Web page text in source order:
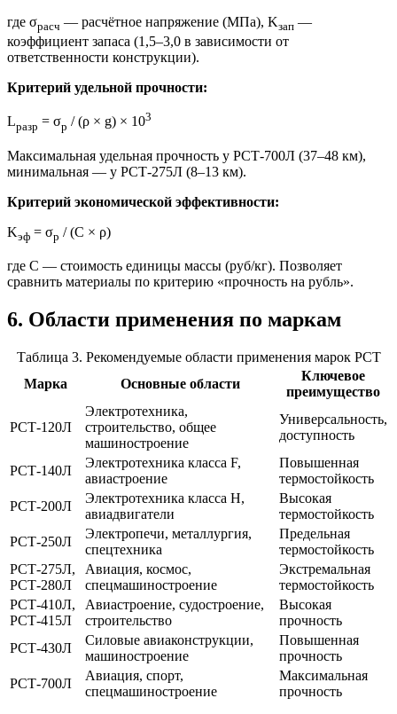
где σрасч — расчётное напряжение (МПа), Kзап —
коэффициент запаса (1,5–3,0 в зависимости от
ответственности конструкции).
Критерий удельной прочности:
Lразр = σр / (ρ × g) × 103
Максимальная удельная прочность у РСТ-700Л (37–48 км),
минимальная — у РСТ-275Л (8–13 км).
Критерий экономической эффективности:
Kэф = σр / (C × ρ)
где C — стоимость единицы массы (руб/кг). Позволяет
сравнить материалы по критерию «прочность на рубль».
6. Области применения по маркам
Таблица 3. Рекомендуемые области применения марок РСТ
Марка
Основные области
Ключевое
преимущество
РСТ-120Л
Электротехника,
строительство, общее
машиностроение
Универсальность,
доступность
РСТ-140Л
Электротехника класса F,
авиастроение
Повышенная
термостойкость
РСТ-200Л
Электротехника класса H,
авиадвигатели
Высокая
термостойкость
РСТ-250Л
Электропечи, металлургия,
спецтехника
Предельная
термостойкость
РСТ-275Л,
РСТ-280Л
Авиация, космос,
спецмашиностроение
Экстремальная
термостойкость
РСТ-410Л,
РСТ-415Л
Авиастроение, судостроение,
строительство
Высокая
прочность
РСТ-430Л
Силовые авиаконструкции,
машиностроение
Повышенная
прочность
РСТ-700Л
Авиация, спорт,
спецмашиностроение
Максимальная
прочность